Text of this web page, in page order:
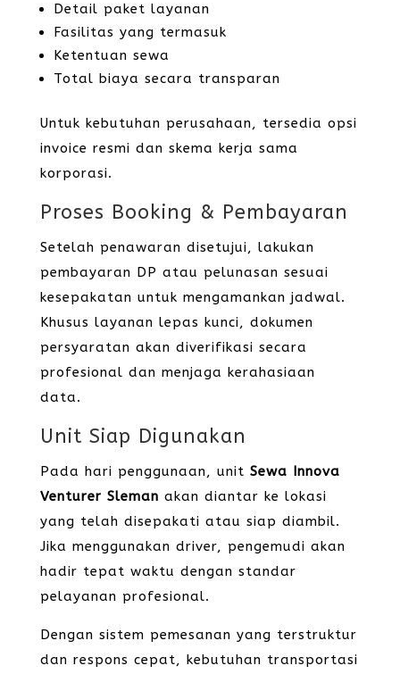
Detail paket layanan
Fasilitas yang termasuk
Ketentuan sewa
Total biaya secara transparan
Untuk kebutuhan perusahaan, tersedia opsi
invoice resmi dan skema kerja sama
korporasi.
Proses Booking & Pembayaran
Setelah penawaran disetujui, lakukan
pembayaran DP atau pelunasan sesuai
kesepakatan untuk mengamankan jadwal.
Khusus layanan lepas kunci, dokumen
persyaratan akan diverifikasi secara
profesional dan menjaga kerahasiaan
data.
Unit Siap Digunakan
Pada hari penggunaan, unit Sewa Innova
Venturer Sleman akan diantar ke lokasi
yang telah disepakati atau siap diambil.
Jika menggunakan driver, pengemudi akan
hadir tepat waktu dengan standar
pelayanan profesional.
Dengan sistem pemesanan yang terstruktur
dan respons cepat, kebutuhan transportasi